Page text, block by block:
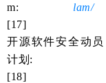
m:
lam/
[17]
开源软件安全动员
计划:
[18]